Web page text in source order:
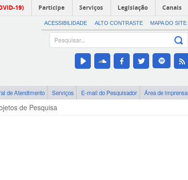
19) Participe Serviços Legislação Canais
ACESSIBILIDADE ALTO CONTRASTE MAPA DO SITE
de Atendimento Serviços E-mail do Pesquisador Área de imprensa
de Pesquisa